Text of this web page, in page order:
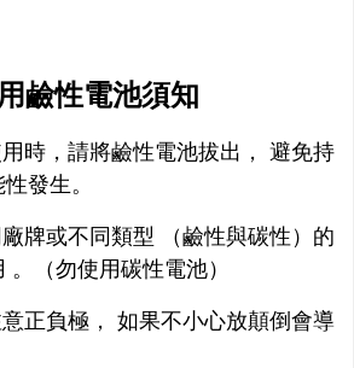
鹼性電池須知
時，請將鹼性電池拔出， 避免持
發生。
牌或不同類型 （鹼性與碳性）的
（勿使用碳性電池）
正負極， 如果不小心放顛倒會導